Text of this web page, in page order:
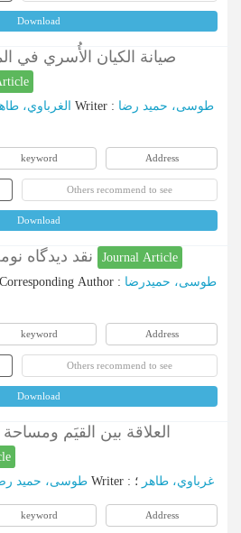
Download
صيانة الكيان الأُسري في
الغرباوي، Writer : طوسی، حمید رضا
keyword Address
Others recommend to see
Download
Journal Article
Corresponding Author : طوسی، حمیدرضا
keyword Address
Others recommend to see
Download
العلاقة بين القيَم ومساحة
طوسی، حمید Writer : غرباوي، طاهر ؛
keyword Address